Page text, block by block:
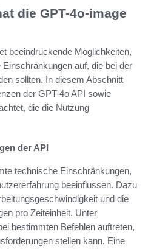
die GPT-4o-image
beeindruckende Möglichkeiten,
auf, die bei der
sollten. In diesem Abschnitt
der GPT-4o API sowie
die die Nutzung
der API
technische Einschränkungen,
beeinflussen. Dazu
und die
pro Zeiteinheit. Unter
bestimmten Befehlen auftreten,
stellen kann. Eine